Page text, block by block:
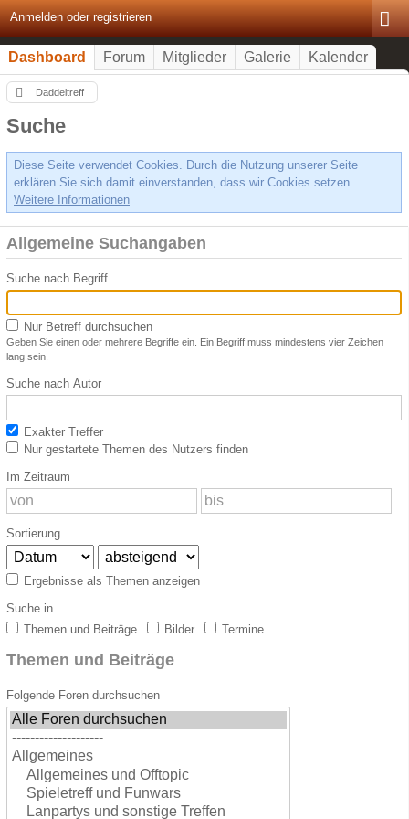
Anmelden oder registrieren
Dashboard Forum Mitglieder Galerie Kalender
Daddeltreff
Suche
Diese Seite verwendet Cookies. Durch die Nutzung unserer Seite
erklären Sie sich damit einverstanden, dass wir Cookies setzen.
Weitere Informationen
Allgemeine Suchangaben
Suche nach Begriff
Nur Betreff durchsuchen
Geben Sie einen oder mehrere Begriffe ein. Ein Begriff muss mindestens vier Zeichen
lang sein.
Suche nach Autor
Exakter Treffer
Nur gestartete Themen des Nutzers finden
Im Zeitraum
Sortierung
Ergebnisse als Themen anzeigen
Suche in
Themen und Beiträge
Bilder Termine
Themen und Beiträge
Folgende Foren durchsuchen